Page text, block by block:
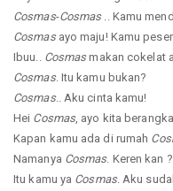
Cosmas-Cosmas.. Kamu
Cosmasayo maju! Kamu
Ibuu.. Cosmasmakan cokelat
Cosmas. Itu kamu bukan?
Cosmas.. Aku cinta kamu!
Hei Cosmas, ayo kita
Kapan kamu ada di rumah
Namanya Cosmas. Keren kan ?
Itu kamu ya Cosmas. Aku